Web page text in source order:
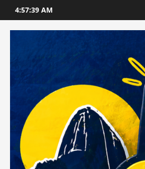
to
content
4:57:41 AM